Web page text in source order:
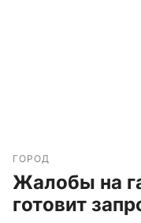
ГОРОД
Жалобы на
готовит